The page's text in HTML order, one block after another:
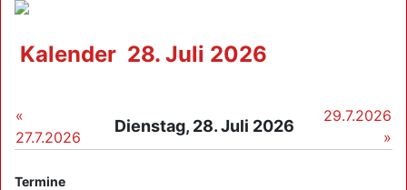
Kalender 28. Juli 2026
«
27.7.2026
Dienstag, 28. Juli 2026
29.7.2026
»
Termine